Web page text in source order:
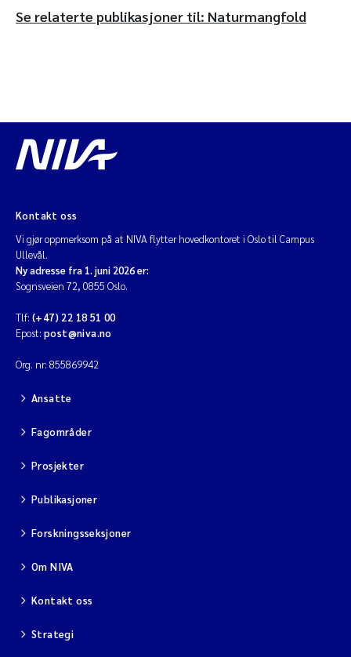
Se relaterte publikasjoner til: Naturmangfold
Kontakt oss
Vi gjør oppmerksom på at NIVA flytter hovedkontoret i Oslo til Campus
Ullevål.
Ny adresse fra 1. juni 2026 er:
Sognsveien 72, 0855 Oslo.
Tlf: (+47) 22 18 51 00
Epost: post@niva.no
Org. nr: 855869942
Ansatte
Fagområder
Prosjekter
Publikasjoner
Forskningsseksjoner
Om NIVA
Kontakt oss
Strategi